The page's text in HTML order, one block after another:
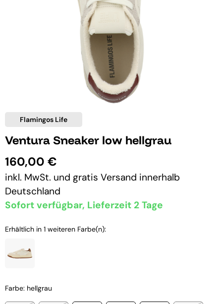
Flamingos Life
Ventura Sneaker low hellgrau
160,00 €
inkl. MwSt. und gratis Versand innerhalb
Deutschland
Sofort verfügbar, Lieferzeit 2 Tage
Erhältlich in 1 weiteren Farbe(n):
Farbe: hellgrau